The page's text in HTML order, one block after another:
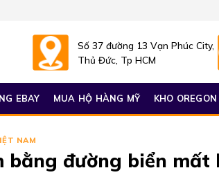
Số 37 đường 13 Vạn Phúc City,
Thủ Đức, Tp HCM
EBAY MUA HỘ HÀNG MỸ KHO
NAM
bằng đường biển mất